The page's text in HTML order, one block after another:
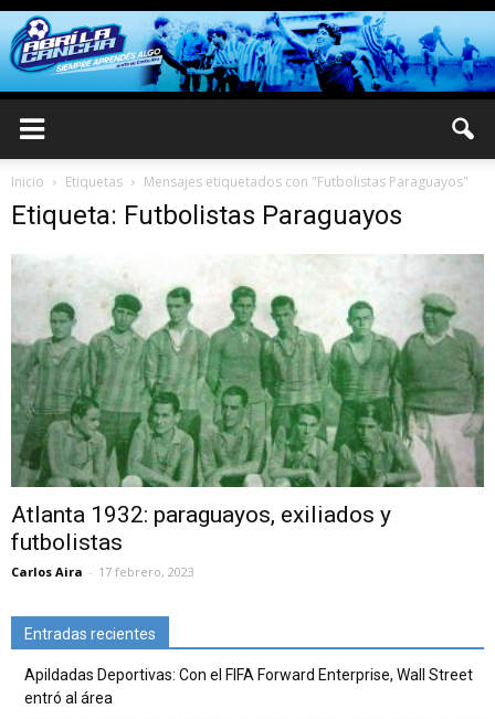
Inicio Etiquetas Mensajes etiquetados con "Futbolistas Paraguayos"
Etiqueta: Futbolistas Paraguayos
Atlanta 1932: paraguayos, exiliados y
futbolistas
Carlos Aira - 17 febrero, 2023
Entradas recientes
Apildadas Deportivas: Con el FIFA Forward Enterprise, Wall Street
entró al área